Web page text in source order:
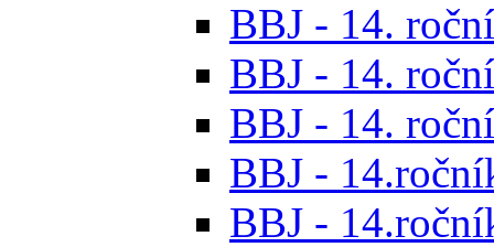
BBJ - 14.
BBJ - 14.
BBJ - 14.
BBJ -
BBJ -